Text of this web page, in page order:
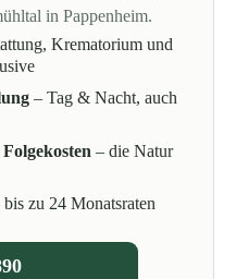
in Pappenheim.
Krematorium und
– Tag & Nacht, auch
– die Natur
bis zu 24 Monatsraten